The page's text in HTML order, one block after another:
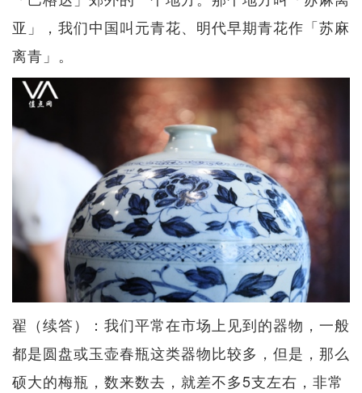
亚」，我们中国叫元青花、明代早期青花作「苏麻
离青」。
翟（续答）：我们平常在市场上见到的器物，一般
都是圆盘或玉壶春瓶这类器物比较多，但是，那么
硕大的梅瓶，数来数去，就差不多5支左右，非常